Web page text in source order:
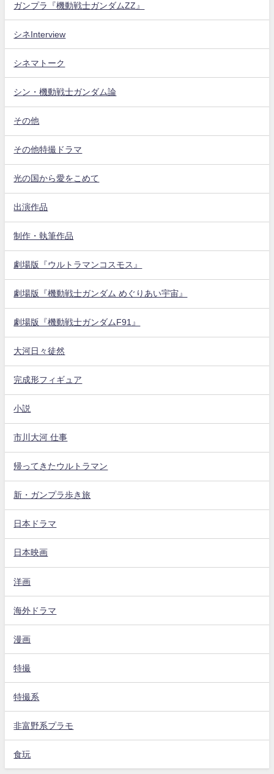
ガンプラ『機動戦士ガンダムZZ』
シネInterview
シネマトーク
シン・機動戦士ガンダム論
その他
その他特撮ドラマ
光の国から愛をこめて
出演作品
制作・執筆作品
劇場版『ウルトラマンコスモス』
劇場版『機動戦士ガンダム めぐりあい宇宙』
劇場版『機動戦士ガンダムF91』
大河日々徒然
完成形フィギュア
小説
市川大河 仕事
帰ってきたウルトラマン
新・ガンプラ歩き旅
日本ドラマ
日本映画
洋画
海外ドラマ
漫画
特撮
特撮系
非富野系プラモ
食玩